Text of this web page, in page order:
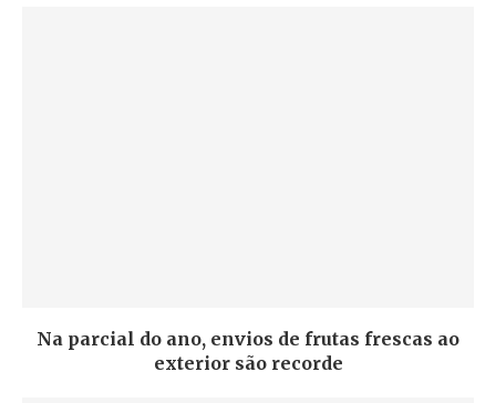
Na parcial do ano, envios de frutas frescas ao
exterior são recorde